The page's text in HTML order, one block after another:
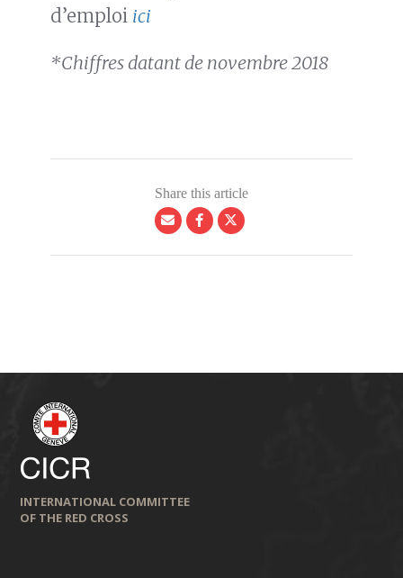
d’emploi ici
*Chiffres datant de novembre 2018
Share this article
INTERNATIONAL COMMITTEE
OF THE RED CROSS